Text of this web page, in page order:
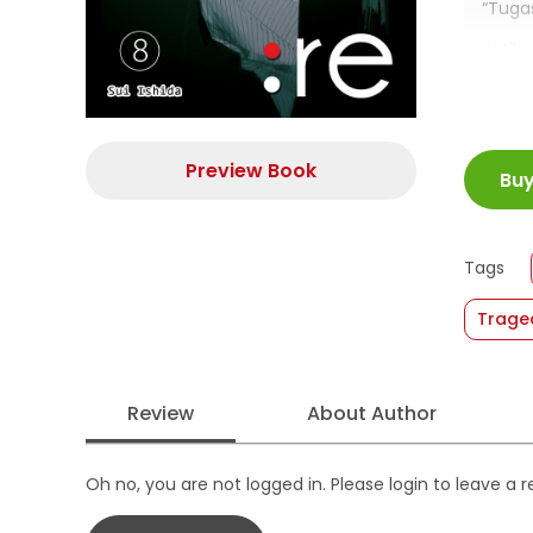
Preview Book
deja
Sang
ISBN
Size
Tags
Review About Author
Oh no, you are not logged in. Please login to leave a